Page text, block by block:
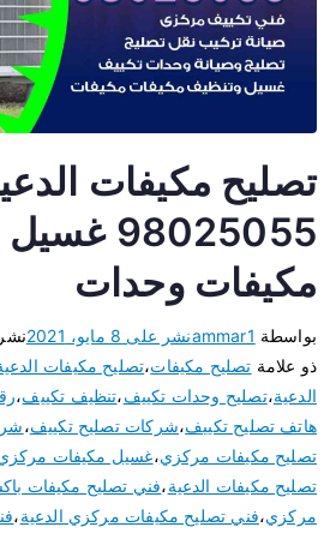
تصليح مكيفات
98025055
مكيفات وحدات
بواسطة ammar1نشر على 8 مايو، 2021
ذو علامة تصليح مكيفات،تصليح مكيفات
الدعية،تصليح وحدات تكييف،تنظيف تكييف،
هاتف تصليح تكييف،شركات تصليح تكييف،
تصليح مكيفات مركزي،غسيل مكيفات
تصليح مكيفات الدعية،فني تصليح مكيفات
مركزي،فني تصليح مكيفات مركزي الدعية،